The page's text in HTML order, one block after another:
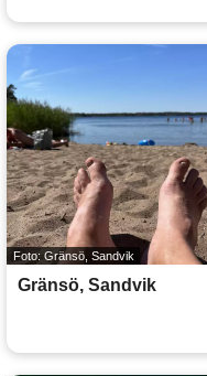
Foto: Gränsö, Sandvik
Gränsö, Sandvik